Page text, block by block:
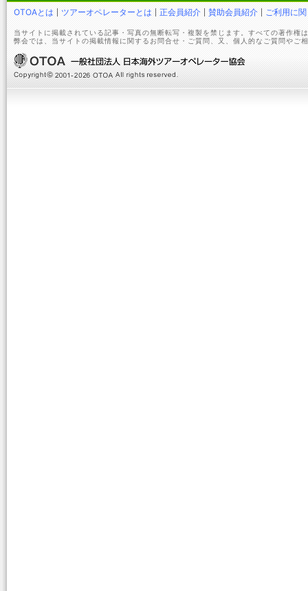
OTOAとは ツアーオペレーターとは 正会員紹介 賛助会員紹介 ご利用に
当サイトに掲載されている記事・写真の無断転写・複製を禁じます。すべての著作権
弊会では、当サイトの掲載情報に関するお問合せ・ご質問、又、個人的なご質問やご